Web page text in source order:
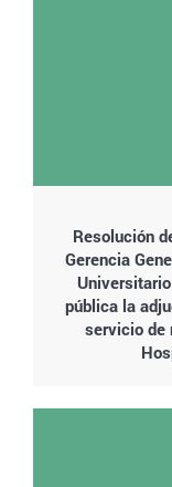
Resolución
Gerencia
pública la
servicio de